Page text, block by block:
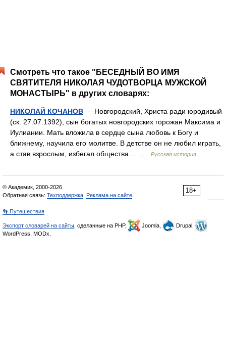
Смотреть что такое "БЕСЕДНЫЙ ВО ИМЯ
СВЯТИТЕЛЯ НИКОЛАЯ ЧУДОТВОРЦА МУЖСКОЙ
МОНАСТЫРЬ" в других словарях:
НИКОЛАЙ КОЧАНОВ — Новгородский, Христа ради юродивый
(ск. 27.07.1392), сын богатых новгородских горожан Максима и
Иулиании. Мать вложила в сердце сына любовь к Богу и
ближнему, научила его молитве. В детстве он не любил играть,
а став взрослым, избегал общества… …
Русская история
18+
© Академик, 2000-2026
Обратная связь: Техподдержка Реклама на сайте
👣 Путешествия
Экспорт словарей на сайты , сделанные на PHP, Joomla,
Drupal,
WordPress, MODx.